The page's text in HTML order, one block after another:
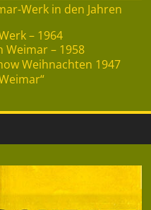
Werk in den Jahren
– 1964
Weimar – 1958
Weihnachten 1947